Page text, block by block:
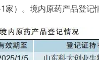
）。境内原药产品登记